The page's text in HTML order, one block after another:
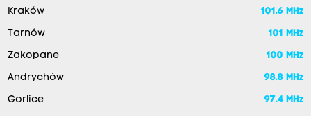
Kraków 101.6 MHz
Tarnów 101 MHz
Zakopane 100 MHz
Andrychów 98.8 MHz
Gorlice 97.4 MHz